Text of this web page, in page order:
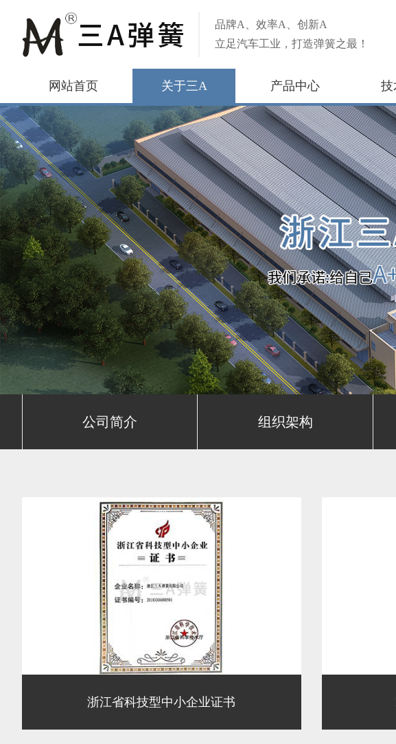
品牌A、效率A、创新A
立足汽车工业，打造弹簧之最！
网站首页 关于三A 产品中心 技
公司简介 组织架构
浙江省科技型中小企业证书